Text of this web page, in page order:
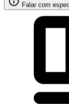
Falar com